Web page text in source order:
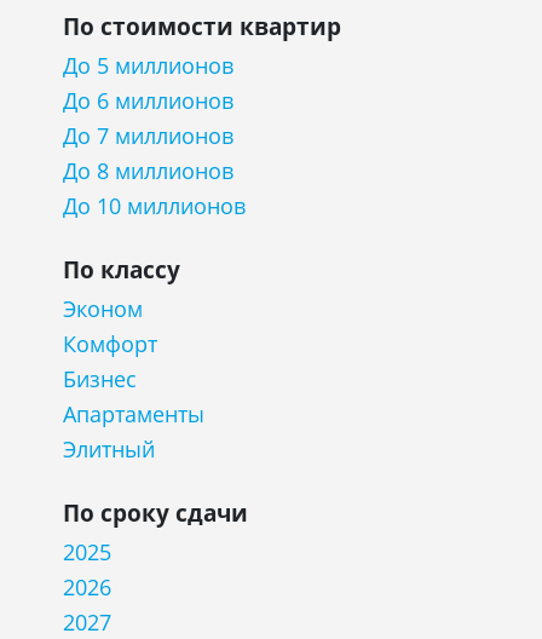
По стоимости квартир
До 5 миллионов
До 6 миллионов
До 7 миллионов
До 8 миллионов
До 10 миллионов
По классу
Эконом
Комфорт
Бизнес
Апартаменты
Элитный
По сроку сдачи
2025
2026
2027